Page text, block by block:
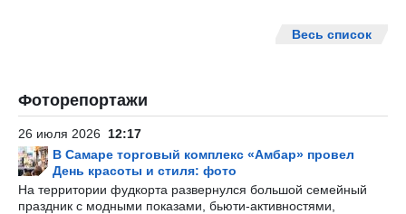
Весь список
Фоторепортажи
26 июля 2026 12:17
В Самаре торговый комплекс «Амбар» провел
День красоты и стиля: фото
На территории фудкорта развернулся большой семейный
праздник с модными показами, бьюти-активностями,